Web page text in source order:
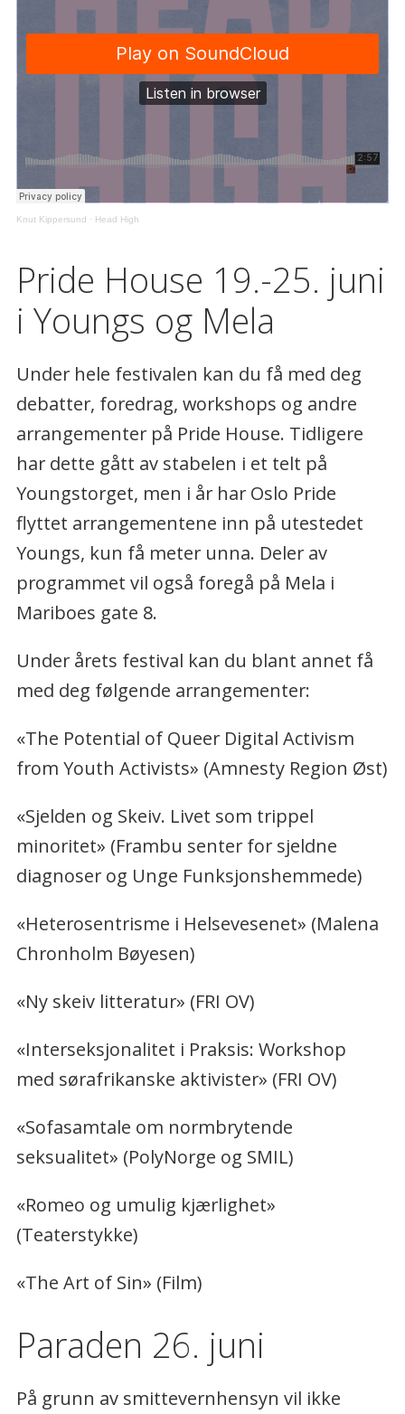
Knut Kippersund · Head High
Pride House 19.-25. juni
i Youngs og Mela
Under hele festivalen kan du få med deg
debatter, foredrag, workshops og andre
arrangementer på Pride House. Tidligere
har dette gått av stabelen i et telt på
Youngstorget, men i år har Oslo Pride
flyttet arrangementene inn på utestedet
Youngs, kun få meter unna. Deler av
programmet vil også foregå på Mela i
Mariboes gate 8.
Under årets festival kan du blant annet få
med deg følgende arrangementer:
«The Potential of Queer Digital Activism
from Youth Activists» (Amnesty Region Øst)
«Sjelden og Skeiv. Livet som trippel
minoritet» (Frambu senter for sjeldne
diagnoser og Unge Funksjonshemmede)
«Heterosentrisme i Helsevesenet» (Malena
Chronholm Bøyesen)
«Ny skeiv litteratur» (FRI OV)
«Interseksjonalitet i Praksis: Workshop
med sørafrikanske aktivister» (FRI OV)
«Sofasamtale om normbrytende
seksualitet» (PolyNorge og SMIL)
«Romeo og umulig kjærlighet»
(Teaterstykke)
«The Art of Sin» (Film)
Paraden 26. juni
På grunn av smittevernhensyn vil ikke